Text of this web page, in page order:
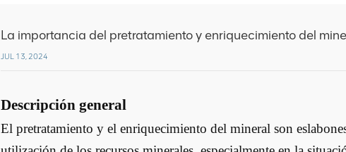
La importancia del pretratamiento y enriquecimiento del
JUL 13, 2024
Descripción general
El pretratamiento y el enriquecimiento del mineral son